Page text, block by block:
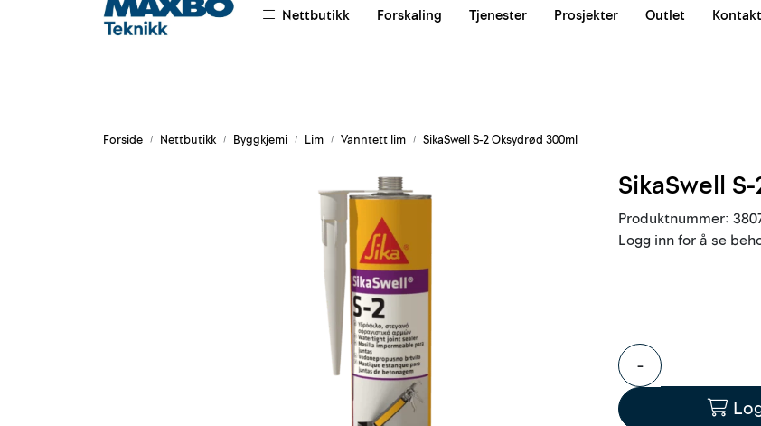
Skip to main content
Om oss | Leievilkår | Våre team
Nettbutikk Forskaling Tjenester Prosjekter Outlet Kontakt
Forside Nettbutikk Byggkjemi Lim Vanntett lim SikaSwell S-2 Oksydrød 300ml
SikaSwell
Produktnummer:
Logg inn for å se
-